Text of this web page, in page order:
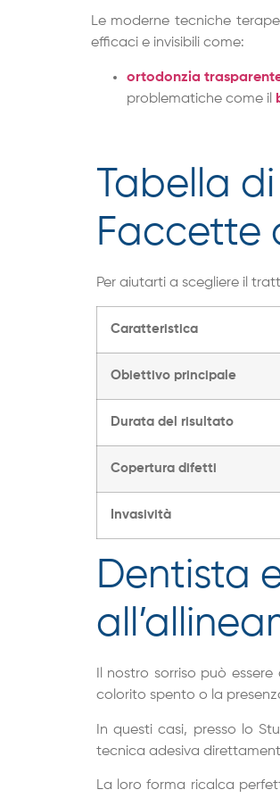
Le moderne tecniche
efficaci e invisibili come:
ortodonzia
problematiche come il
Tabella
Faccette
Per aiutarti a scegliere il
Caratteristica
Obiettivo principale
Durata del risultato
Copertura difetti
Invasività
Dentista
Il nostro sorriso può
colorito spento o la
In questi casi, presso lo
tecnica adesiva
La loro forma ricalca